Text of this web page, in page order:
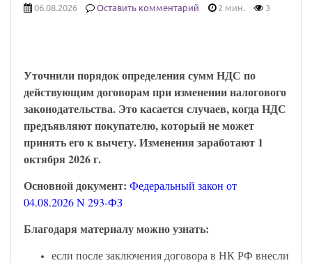
06.08.2026 Оставить комментарий 2 мин. 3
Уточнили порядок определения сумм НДС по
действующим договорам при изменении налогового
законодательства. Это касается случаев, когда НДС
предъявляют покупателю, который не может
принять его к вычету. Изменения заработают 1
октября 2026 г.
Основной документ: Федеральный закон от
04.08.2026 N 293-ФЗ
Благодаря материалу можно узнать:
если после заключения договора в НК РФ внесли